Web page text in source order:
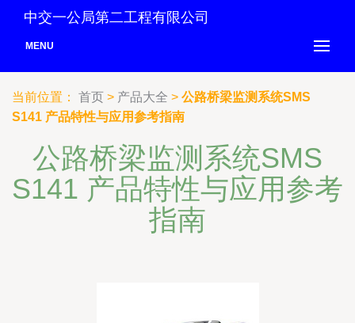
中交一公局第二工程有限公司
MENU
当前位置： 首页 > 产品大全 > 公路桥梁监测系统SMS
S141 产品特性与应用参考指南
公路桥梁监测系统SMS
S141 产品特性与应用参考
指南